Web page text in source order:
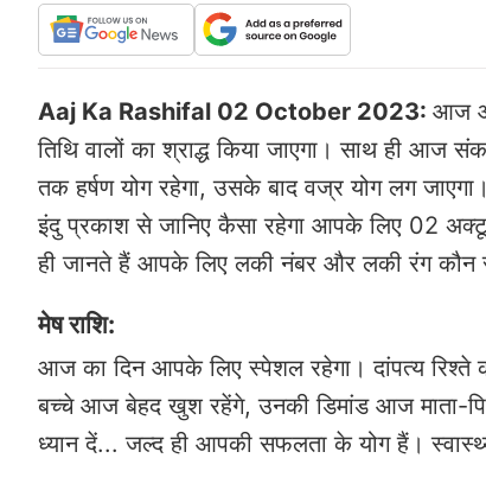
Aaj Ka Rashifal 02 October 2023: आज
तिथि वालों का श्राद्ध किया जाएगा। साथ ही आज
तक हर्षण योग रहेगा, उसके बाद वज्र योग लग
इंदु प्रकाश से जानिए कैसा रहेगा आपके लिए 02
ही जानते हैं आपके लिए लकी नंबर और लकी रंग कौन
मेष राशि:
आज का दिन आपके लिए स्पेशल रहेगा। दांपत्य
बच्चे आज बेहद खुश रहेंगे, उनकी डिमांड आज माता-
ध्यान दें... जल्द ही आपकी सफलता के योग हैं।